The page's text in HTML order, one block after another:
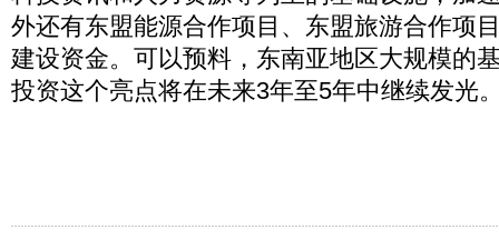
外还有东盟能源合作项目、东盟旅游合作项
建设资金。可以预料，东南亚地区大规模的
投资这个亮点将在未来3年至5年中继续发光